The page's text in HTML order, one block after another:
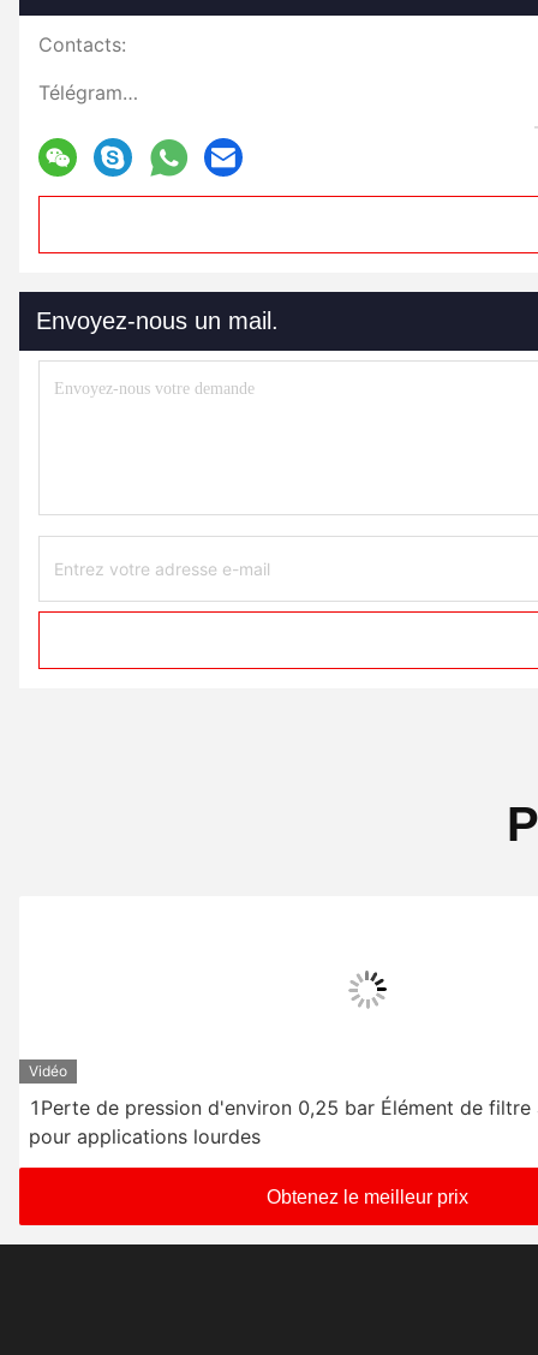
Contacts:
Télégramme:
Envoyez-nous un mail.
Vidéo
1Perte de pression d'environ 0,25 bar Élément de
pour applications lourdes
Obtenez le meilleur prix